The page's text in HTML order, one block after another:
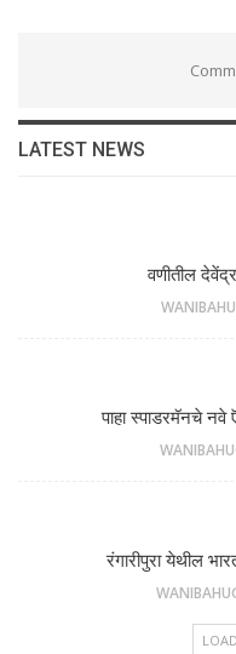
LATEST NEWS
वणीतील
पाहा स्पाडरमॅनचे
रंगारीपुरा येथील